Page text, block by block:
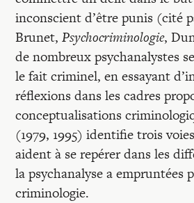
inconscient d’être punis (cité
Brunet,Psychocriminologie,
de nombreux psychanalystes
le fait criminel, en essayant
réflexions dans les cadres
conceptualisations
(1979, 1995) identifie trois
aident à se repérer dans les
la psychanalyse a empruntées
criminologie.